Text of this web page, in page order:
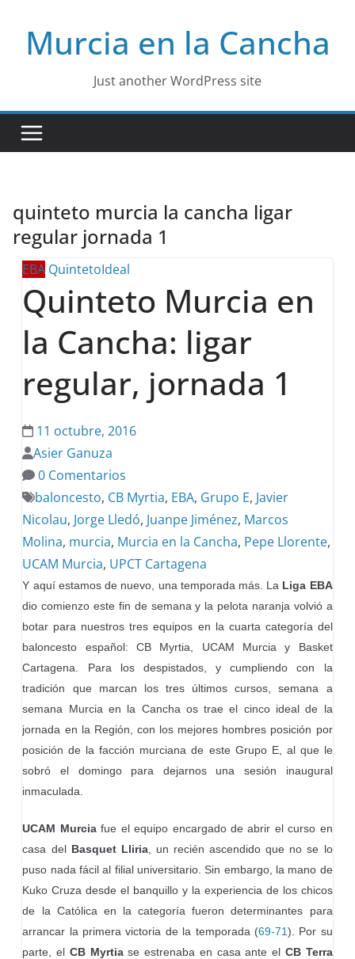
contentMurcia en la Cancha
Just another WordPress site
quinteto murcia la cancha ligar
regular jornada 1
EBA QuintetoIdeal
Quinteto Murcia en
la Cancha: ligar
regular, jornada 1
11 octubre, 2016
Asier Ganuza
0 Comentarios
baloncesto, CB Myrtia, EBA, Grupo E, Javier
Nicolau, Jorge Lledó, Juanpe Jiménez, Marcos
Molina, murcia, Murcia en la Cancha, Pepe Llorente,
UCAM Murcia, UPCT Cartagena
Y aquí estamos de nuevo, una temporada más. La Liga EBA
dio comienzo este fin de semana y la pelota naranja volvió a
botar para nuestros tres equipos en la cuarta categoría del
baloncesto español: CB Myrtia, UCAM Murcia y Basket
Cartagena. Para los despistados, y cumpliendo con la
tradición que marcan los tres últimos cursos, semana a
semana Murcia en la Cancha os trae el cinco ideal de la
jornada en la Región, con los mejores hombres posición por
posición de la facción murciana de este Grupo E, al que le
sobró el domingo para dejarnos una sesión inaugural
inmaculada.
UCAM Murciafue el equipo encargado de abrir el curso en
casa del Basquet Lliria, un recién ascendido que no se lo
puso nada fácil al filial universitario. Sin embargo, la mano de
Kuko Cruza desde el banquillo y la experiencia de los chicos
de la Católica en la categoría fueron determinantes para
arrancar la primera victoria de la temporada (69-71). Por su
parte, el CB Myrtiase estrenaba en casa ante el CB Terra